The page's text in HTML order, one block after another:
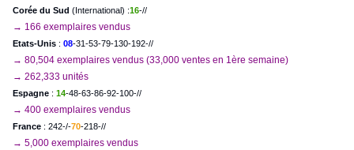
Corée du Sud (International) :16-//
→ 166 exemplaires vendus
Etats-Unis : 08-31-53-79-130-192-//
→ 80,504 exemplaires vendus (33,000 ventes en 1ère semaine)
→ 262,333 unités
Espagne : 14-48-63-86-92-100-//
→ 400 exemplaires vendus
France : 242-/-70-218-//
→ 5,000 exemplaires vendus